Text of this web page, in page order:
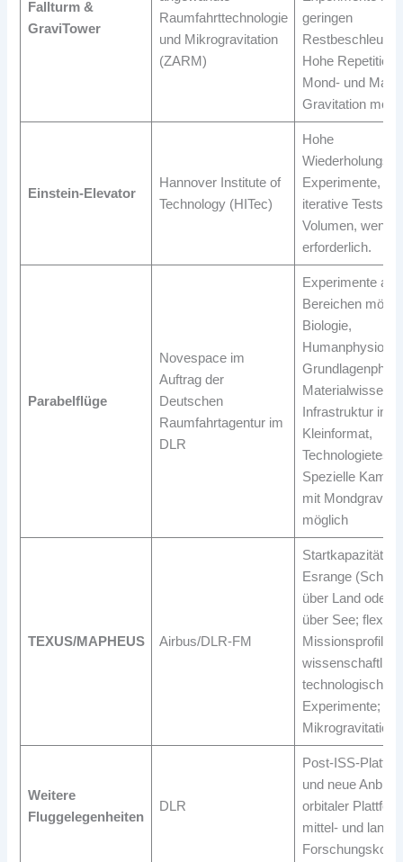
Fallturm &
GraviTower
Raumfahrttechnologie
und Mikrogravitation
(ZARM)
geringen
Hohe
Mond- und Mars-
Gravitation
Einstein-Elevator
Hannover Institute of
Technology (HITec)
Hohe
Experimente,
iterative Tests
Volumen, wenig
erforderlich.
Parabelflüge
Novespace im
Auftrag der
Deutschen
Raumfahrtagentur im
DLR
Experimente
Bereichen
Biologie,
Infrastruktur im
Kleinformat,
Technologietests.
Spezielle
mit
möglich
TEXUS/MAPHEUS Airbus/DLR-FM
Startkapazitäten
Esrange
über Land oder
über See; flexible
Missionsprofile
technologische
Experimente; 6
Weitere
Fluggelegenheiten
DLR
Post-ISS-
und neue
orbitaler
mittel- und